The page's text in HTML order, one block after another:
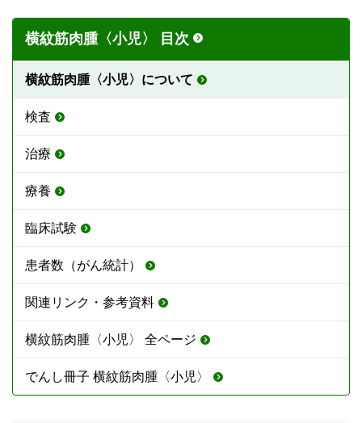
横紋筋肉腫〈小児〉 目次
横紋筋肉腫〈小児〉について
検査
治療
療養
臨床試験
患者数（がん統計）
関連リンク・参考資料
横紋筋肉腫〈小児〉 全ページ
でんし冊子 横紋筋肉腫〈小児〉